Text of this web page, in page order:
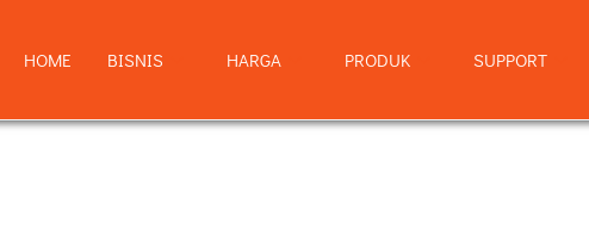
HOME BISNIS HARGA PRODUK SUPPORT